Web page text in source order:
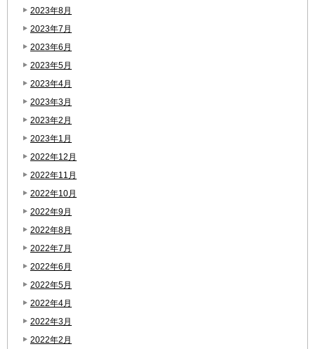
2023年8月
2023年7月
2023年6月
2023年5月
2023年4月
2023年3月
2023年2月
2023年1月
2022年12月
2022年11月
2022年10月
2022年9月
2022年8月
2022年7月
2022年6月
2022年5月
2022年4月
2022年3月
2022年2月